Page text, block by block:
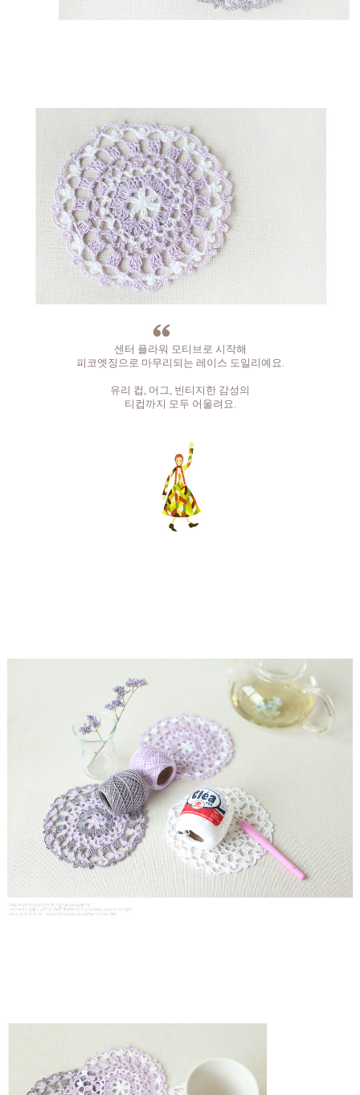
센터 플라워 모티브로 시작해
피코엣징으로 마무리되는 레이스 도일리예요.
유리 컵, 머그, 빈티지한 감성의
티컵까지 모두 어울려요.